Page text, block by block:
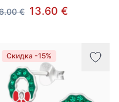
€ 13.60 €
Скидка -15%